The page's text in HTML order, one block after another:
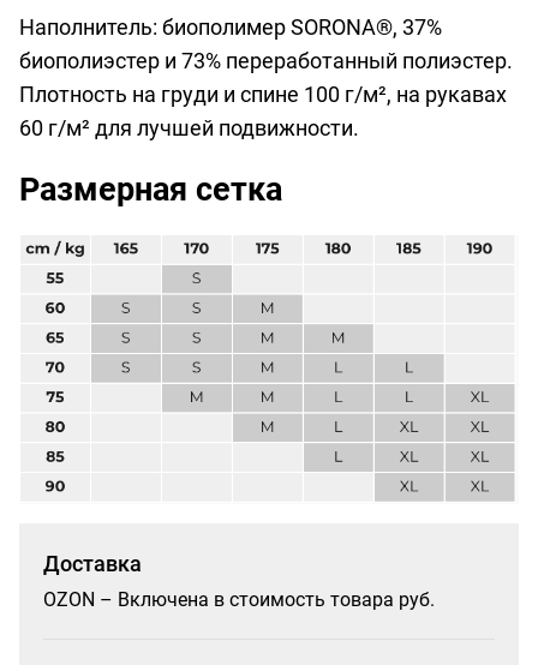
Наполнитель: биополимер SORONA®, 37%
биополиэстер и 73% переработанный полиэстер.
Плотность на груди и спине 100 г/м², на рукавах
60 г/м² для лучшей подвижности.
Размерная сетка
Доставка
OZON – Включена в стоимость товара руб.